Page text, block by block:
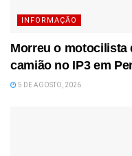
INFORMAÇÃO
Morreu o motocilista
camião no IP3 em
5 DE AGOSTO, 2026